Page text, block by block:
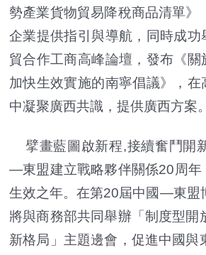
勢產業貨物貿易降稅商品清單》
企業提供指引與導航，同時成功
貿合作工商高峰論壇，發布《關
加快生效實施的南寧倡議》，在
中凝聚廣西共識，提供廣西方案。
擘畫藍圖啟新程,接續奮鬥開
—東盟建立戰略夥伴關係20周年
生效之年。在第20屆中國—東盟
將與商務部共同舉辦「制度型開
新格局」主題邊會，促進中國與